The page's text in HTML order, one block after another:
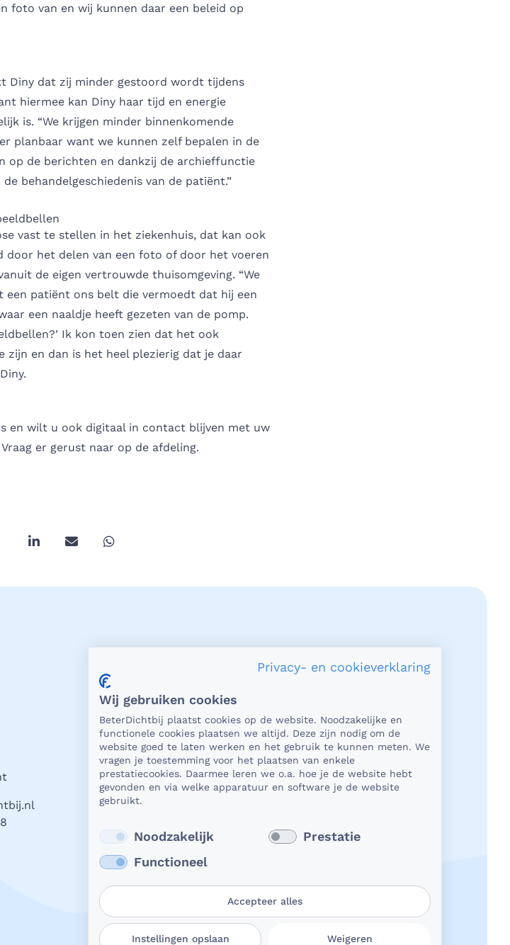
foto van en wij kunnen daar een beleid op
Diny dat zij minder gestoord wordt tijdens
hiermee kan Diny haar tijd en energie
is. “We krijgen minder binnenkomende
planbaar want we kunnen zelf bepalen in de
op de berichten en dankzij de archieffunctie
behandelgeschiedenis van de patiënt.”
vast te stellen in het ziekenhuis, dat kan ook
door het delen van een foto of door het voeren
de eigen vertrouwde thuisomgeving. “We
een patiënt ons belt die vermoedt dat hij een
een naaldje heeft gezeten van de pomp.
Ik kon toen zien dat het ook
zijn en dan is het heel plezierig dat je daar
en wilt u ook digitaal in contact blijven met uw
er gerust naar op de afdeling.
pagina via Twitter/X
deze pagina op Facebook
Deel deze pagina op LinkedIn
Deel deze pagina via e-mail
Deel deze pagina via WhatsApp
Privacy en veiligheid
Als het gaat om medische gegevens, dan
is het natuurlijk essentieel dat die
beveiligd worden uitgewisseld. En dat die
gegevens niet in verkeerde handen vallen.
Lees verder
Privacy- en cookieverklaring
Wij gebruiken cookies
BeterDichtbij plaatst cookies op de website. Noodzakelijke en
functionele cookies plaatsen we altijd. Deze zijn nodig om de
website goed te laten werken en het gebruik te kunnen meten. We
vragen je toestemming voor het plaatsen van enkele
prestatiecookies. Daarmee leren we o.a. hoe je de website hebt
gevonden en via welke apparatuur en software je de website
gebruikt.
Noodzakelijk
Prestatie
Functioneel
Accepteer alles
Instellingen opslaan Weigeren